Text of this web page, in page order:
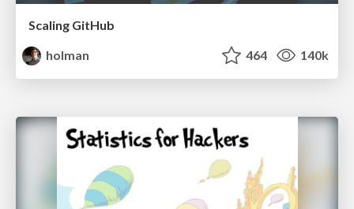
Scaling GitHub
holman
464 140k